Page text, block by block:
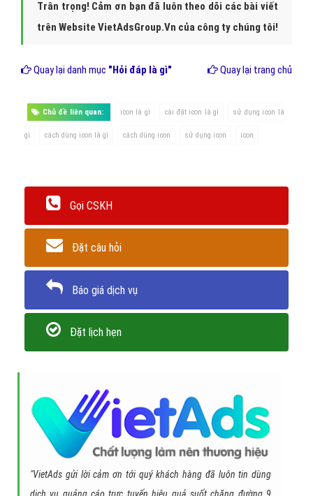
Trân trọng! Cảm ơn bạn đã luôn theo dõi các bài viết
trên Website VietAdsGroup.Vn của công ty chúng tôi!
Quay lại danh mục "Hỏi đáp là gì" Quay lại trang chủ
Chủ đề liên quan: icon là gì cài đặt icon là gì sử dụng icon là
gì cách dùng icon là gì cách dùng icon sử dụng icon icon
Gọi CSKH
Đặt câu hỏi
Báo giá dịch vụ
Đặt lịch hẹn
"VietAds gửi lời cảm ơn tới quý khách hàng đã luôn tin dùng
dịch vụ quảng cáo trực tuyến hiệu quả suốt chặng đường 9